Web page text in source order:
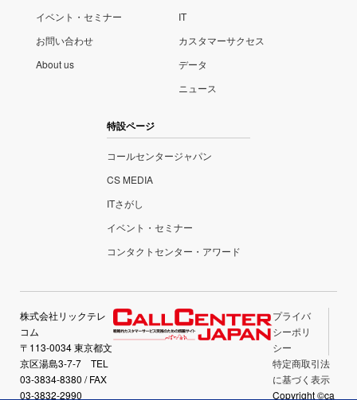
イベント・セミナー
お問い合わせ
About us
IT
カスタマーサクセス
データ
ニュース
特設ページ
コールセンタージャパン
CS MEDIA
ITさがし
イベント・セミナー
コンタクトセンター・アワード
株式会社リックテレ
コム
〒113-0034 東京都文
京区湯島3-7-7 TEL
03-3834-8380 / FAX
03-3832-2990
プライバ
シーポリ
シー
特定商取引法
に基づく表示
Copyright ©ca